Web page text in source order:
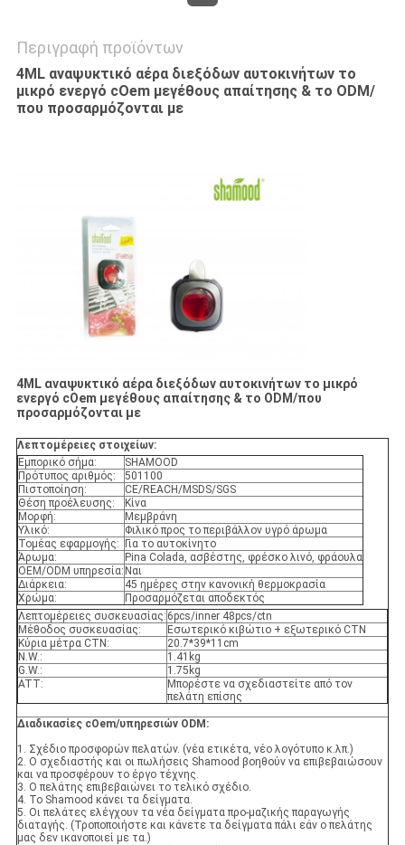
Περιγραφή προϊόντων
4ML αναψυκτικό αέρα διεξόδων αυτοκινήτων το
μικρό ενεργό cOem μεγέθους απαίτησης & το ODM/
που προσαρμόζονται με
4ML αναψυκτικό αέρα διεξόδων αυτοκινήτων το μικρό
ενεργό cOem μεγέθους απαίτησης & το ODM/που
προσαρμόζονται με
Λεπτομέρειες στοιχείων:
Εμπορικό σήμα:
SHAMOOD
Πρότυπος αριθμός:
501100
Πιστοποίηση:
CE/REACH/MSDS/SGS
Θέση προέλευσης:
Κίνα
Μορφή:
Μεμβράνη
Υλικό:
Φιλικό προς το περιβάλλον υγρό άρωμα
Τομέας εφαρμογής: Για το αυτοκίνητο
Άρωμα:
Pina Colada, ασβέστης, φρέσκο λινό, φράουλα
OEM/ODM υπηρεσία: Ναι
Διάρκεια:
45 ημέρες στην κανονική θερμοκρασία
Χρώμα:
Προσαρμόζεται αποδεκτός
Λεπτομέρειες συσκευασίας: 6pcs/inner 48pcs/ctn
Μέθοδος συσκευασίας:
Εσωτερικό κιβώτιο + εξωτερικό CTN
Κύρια μέτρα CTN:
20.7*39*11cm
N.W.:
1.41kg
G.W.:
1.75kg
ATT:
Μπορέστε να σχεδιαστείτε από τον
πελάτη επίσης
Διαδικασίες cOem/υπηρεσιών ODM:
1. Σχέδιο προσφορών πελατών. (νέα ετικέτα, νέο λογότυπο κ.λπ.)
2. Ο σχεδιαστής και οι πωλήσεις Shamood βοηθούν να επιβεβαιώσουν
και να προσφέρουν το έργο τέχνης.
3. Ο πελάτης επιβεβαιώνει το τελικό σχέδιο.
4. Το Shamood κάνει τα δείγματα.
5. Οι πελάτες ελέγχουν τα νέα δείγματα προ-μαζικής παραγωγής
διαταγής. (Τροποποιήστε και κάνετε τα δείγματα πάλι εάν ο πελάτης
μας δεν ικανοποιεί με τα.)